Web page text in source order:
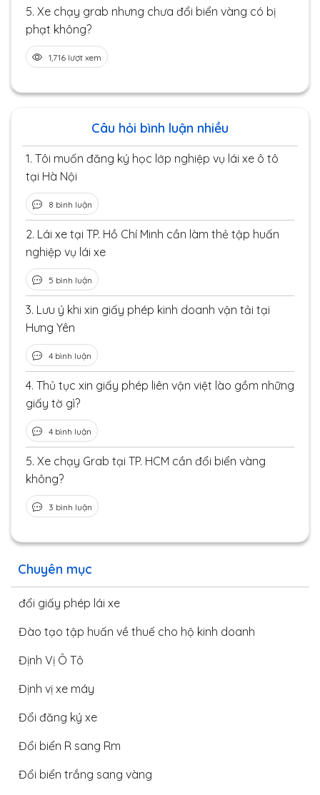
Chuyên mục
đổi giấy phép lái xe
Đào tạo tập huấn về thuế cho hộ kinh doanh
Định Vị Ô Tô
Định vị xe máy
Đổi đăng ký xe
Đổi biển R sang Rm
Đổi biển trắng sang vàng
5. Xe chạy grab nhưng chưa đổi biển vàng có bị
phạt không?
1,716 lượt xem
Câu hỏi bình luận nhiều
1. Tôi muốn đăng ký học lớp nghiệp vụ lái xe ô tô
tại Hà Nội
8 bình luận
2. Lái xe tại TP. Hồ Chí Minh cần làm thẻ tập huấn
nghiệp vụ lái xe
5 bình luận
3. Lưu ý khi xin giấy phép kinh doanh vận tải tại
Hưng Yên
4 bình luận
4. Thủ tục xin giấy phép liên vận việt lào gồm những
giấy tờ gì?
4 bình luận
5. Xe chạy Grab tại TP. HCM cần đổi biển vàng
không?
3 bình luận